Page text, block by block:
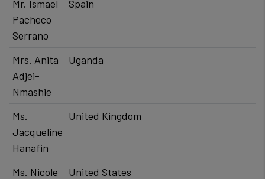
Mr. Ismael
Pacheco
Serrano
Spain
​Mrs. Anita
Adjei-
Nmashie
​Uganda
Ms.
Jacqueline
Hanafin
​United Kingdom
Ms. Nicole
​United States